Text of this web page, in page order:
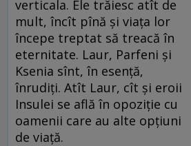
verticala. Ele trăiesc atît de
mult, încît pînă și viața lor
începe treptat să treacă în
eternitate. Laur, Parfeni și
Ksenia sînt, în esență,
înrudiți. Atît Laur, cît și eroii
Insulei se află în opoziție cu
oamenii care au alte opțiuni
de viață.